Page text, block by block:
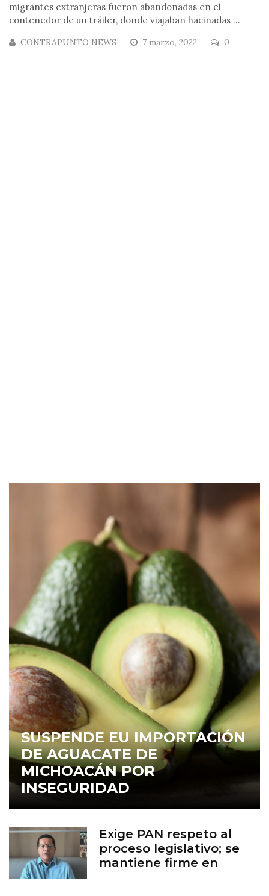
migrantes extranjeras fueron abandonadas en el
contenedor de un tráiler, donde viajaban hacinadas ...
CONTRAPUNTO NEWS 7 marzo, 2022 0
SUSPENDE EU IMPORTACIÓN
DE AGUACATE DE
MICHOACÁN POR
INSEGURIDAD
Exige PAN respeto al
proceso legislativo; se
mantiene firme en